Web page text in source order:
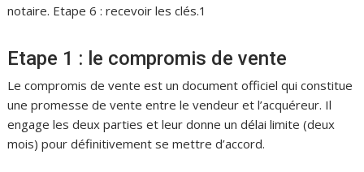
notaire. Etape 6 : recevoir les clés.1
Etape 1 : le compromis de vente
Le compromis de vente est un document officiel qui constitue
une promesse de vente entre le vendeur et l’acquéreur. Il
engage les deux parties et leur donne un délai limite (deux
mois) pour définitivement se mettre d’accord.